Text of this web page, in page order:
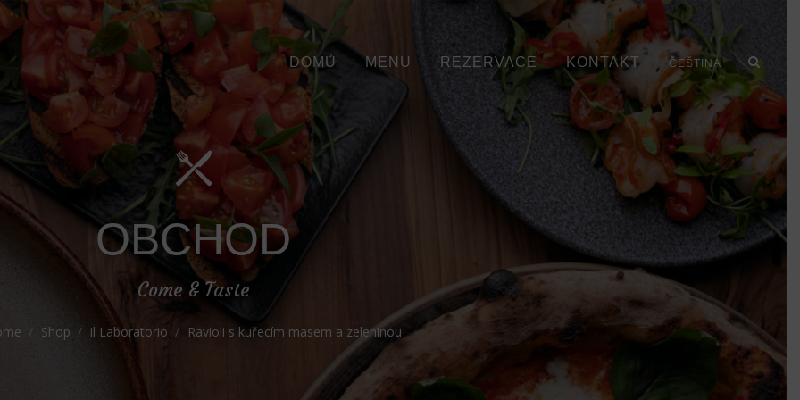
OBCHOD
Come & Taste
Shop il Laboratorio Ravioli s kuřecím masem a zeleninou
DOMŮ MENU REZERVACE KONTAKT ČEŠTINA